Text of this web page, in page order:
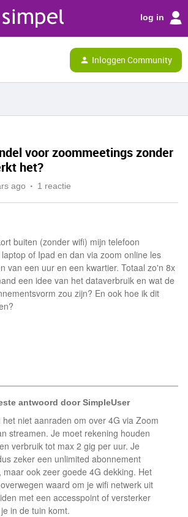
log in
Inloggen Community
voor zoommeetings zonder
het?
ago 1 reactie
buiten (zonder wifi) mijn telefoon
of Ipad en dan via zoom online les
van een uur en een kwartier. Totaal zo'n 8x
een idee van het dataverbruik en wat de
zou zijn? En ook hoe ik dit
antwoord doorSimpleUser
het niet aanraden om over 4G via Zoom
streamen. Je moet rekening houden
verbruik tot max 2 gig per uur. Je
zeker een unlimited abonnement
maar ook zeer goede 4G dekking. Het
waard om je wifi netwerk uit
met een accesspoint of versterker
in de tuin komt.